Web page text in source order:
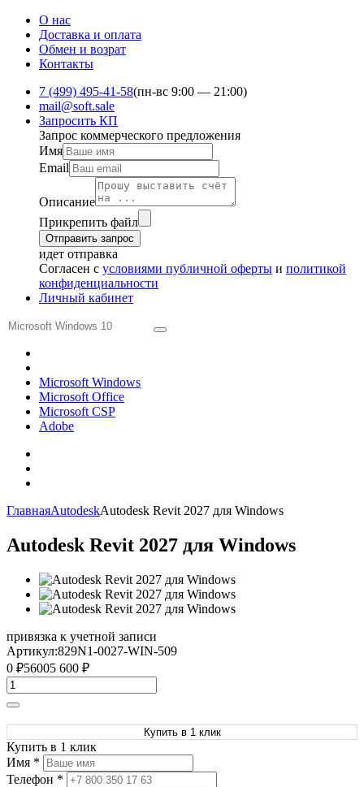
О нас
Доставка и оплата
Обмен и ​возрат
Контакты
7 (499) 495-41-58(пн-вс 9:00 — 21:00)
mail@soft.sale
Запросить КП
Запрос коммерческого предложения
Имя
Email
Описание
Прикрепить файл
Отправить запрос
идет отправка
Согласен с условиями публичной оферты и политикой
конфиденциальности
Личный кабинет
Microsoft Windows
Microsoft Office
Microsoft CSP
Adobe
ГлавнаяAutodeskAutodesk Revit 2027 для Windows
Autodesk Revit 2027 для Windows
привязка к учетной записи
Артикул:829N1-0027-WIN-509
0 ₽56005 600 ₽
Купить в 1 клик
Купить в 1 клик
Имя *
Телефон *